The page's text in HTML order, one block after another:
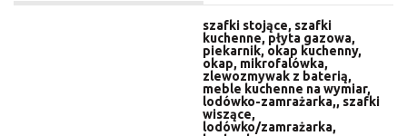
szafki stojące, szafki
kuchenne, płyta gazowa,
piekarnik, okap kuchenny,
okap, mikrofalówka,
zlewozmywak z baterią,
meble kuchenne na wymiar,
lodówko-zamrażarka,, szafki
wiszące,
lodówko/zamrażarka,